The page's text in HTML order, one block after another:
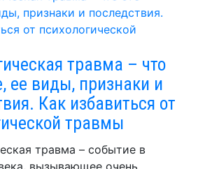
травма – что
ее виды, признаки и
Как избавиться от
травмы
травма – событие в
вызывающее очень